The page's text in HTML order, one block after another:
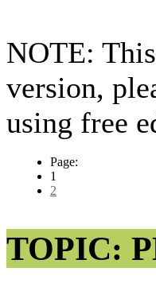
NOTE:
version,
using free
Page:
1
2
TOPIC: